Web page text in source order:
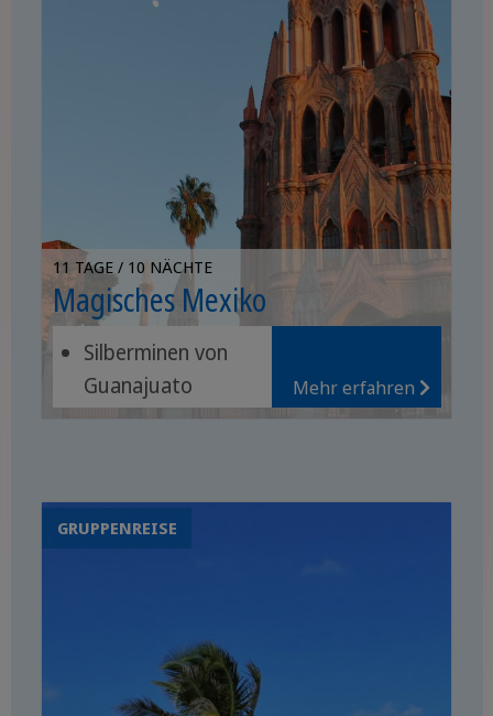
11 TAGE / 10 NÄCHTE
Magisches Mexiko
Silberminen von
Guanajuato
Ruinen von
Atmosphäre von
Mehr erfahren
GRUPPENREISE